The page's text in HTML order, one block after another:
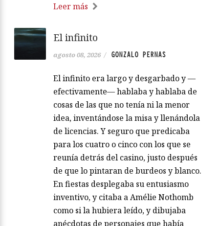
Leer más
El infinito
agosto 08, 2026 / GONZALO PERNAS
El infinito era largo y desgarbado y —
efectivamente— hablaba y hablaba de
cosas de las que no tenía ni la menor
idea, inventándose la misa y llenándola
de licencias. Y seguro que predicaba
para los cuatro o cinco con los que se
reunía detrás del casino, justo después
de que lo pintaran de burdeos y blanco.
En fiestas desplegaba su entusiasmo
inventivo, y citaba a Amélie Nothomb
como si la hubiera leído, y dibujaba
anécdotas de personajes que había